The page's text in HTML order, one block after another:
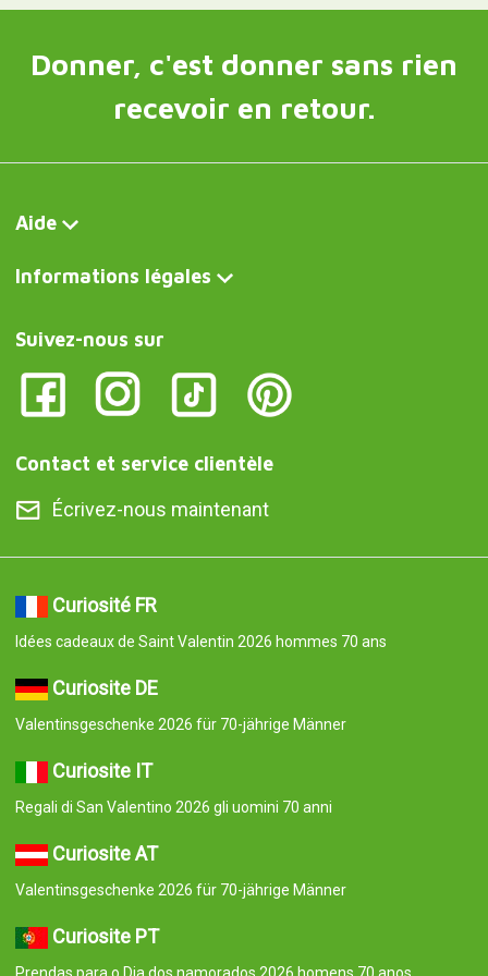
Donner, c'est donner sans rien
recevoir en retour.
Aide
Informations légales
Suivez-nous sur
Contact et service clientèle
Écrivez-nous maintenant
Curiosité FR
Idées cadeaux de Saint Valentin 2026 hommes 70 ans
Curiosite DE
Valentinsgeschenke 2026 für 70-jährige Männer
Curiosite IT
Regali di San Valentino 2026 gli uomini 70 anni
Curiosite AT
Valentinsgeschenke 2026 für 70-jährige Männer
Curiosite PT